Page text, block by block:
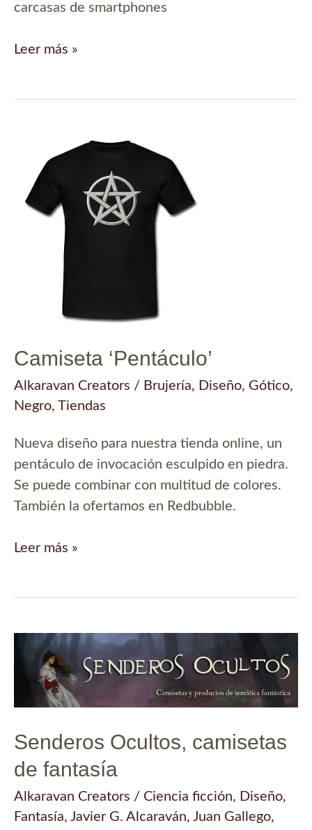
carcasas de smartphones
La
Leer más »
Camiseta ‘Pentáculo’
Alkaravan Creators / Brujería, Diseño, Gótico,
Negro, Tiendas
Nueva diseño para nuestra tienda online, un
pentáculo de invocación esculpido en piedra.
Se puede combinar con multitud de colores.
También la ofertamos en Redbubble.
Camiseta
Leer más »
Senderos Ocultos, camisetas
de fantasía
Alkaravan Creators / Ciencia ficción, Diseño,
Fantasía, Javier G. Alcaraván, Juan Gallego,